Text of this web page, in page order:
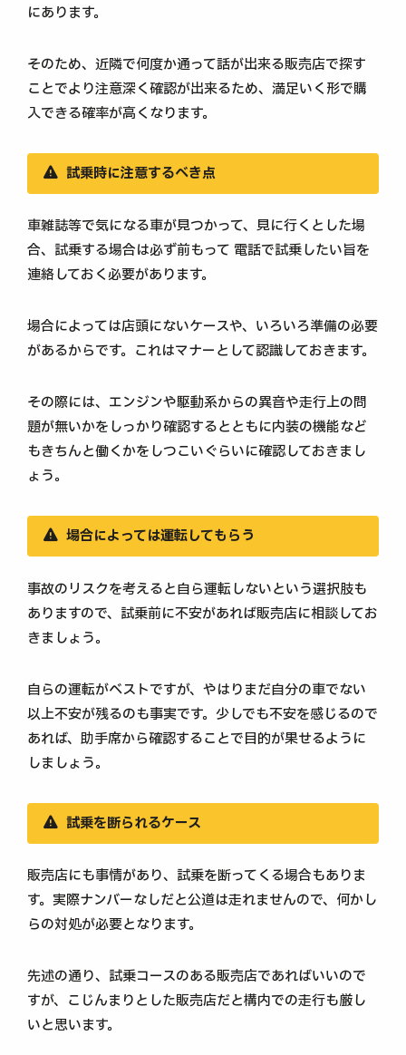
にあります。
そのため、近隣で何度か通って話が出来る販売店で探す
ことでより注意深く確認が出来るため、満足いく形で購
入できる確率が高くなります。
試乗時に注意するべき点
車雑誌等で気になる車が見つかって、見に行くとした場
合、試乗する場合は必ず前もって 電話で試乗したい旨を
連絡しておく必要があります。
場合によっては店頭にないケースや、いろいろ準備の必要
があるからです。これはマナーとして認識しておきます。
その際には、エンジンや駆動系からの異音や走行上の問
題が無いかをしっかり確認するとともに内装の機能など
もきちんと働くかをしつこいぐらいに確認しておきまし
ょう。
場合によっては運転してもらう
事故のリスクを考えると自ら運転しないという選択肢も
ありますので、試乗前に不安があれば販売店に相談してお
きましょう。
自らの運転がベストですが、やはりまだ自分の車でない
以上不安が残るのも事実です。少しでも不安を感じるので
あれば、助手席から確認することで目的が果せるように
しましょう。
試乗を断られるケース
販売店にも事情があり、試乗を断ってくる場合もありま
す。実際ナンバーなしだと公道は走れませんので、何かし
らの対処が必要となります。
先述の通り、試乗コースのある販売店であればいいので
すが、こじんまりとした販売店だと構内での走行も厳し
いと思います。